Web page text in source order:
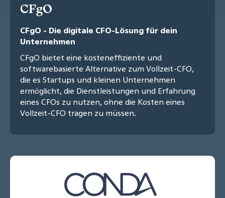
CFgO
CFgO - Die digitale CFO-Lösung für dein
Unternehmen
CFgO bietet eine kosteneffiziente und
softwarebasierte Alternative zum Vollzeit-CFO,
die es Startups und kleinen Unternehmen
ermöglicht, die Dienstleistungen und Erfahrung
eines CFOs zu nutzen, ohne die Kosten eines
Vollzeit-CFO tragen zu müssen.